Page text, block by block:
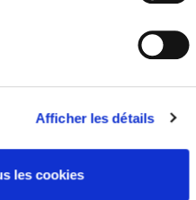
Afficher les détails
les cookies
Australia
Finland
Norway